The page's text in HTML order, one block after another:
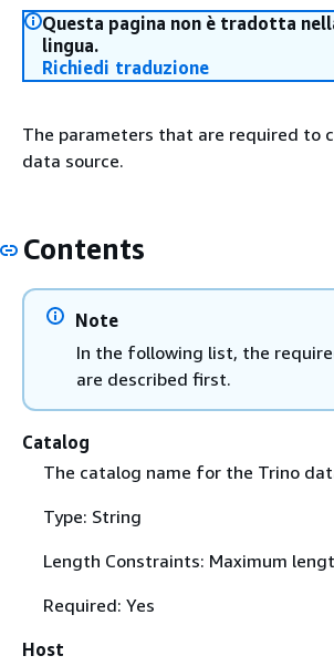
Questa pagina non è tradotta
lingua.
Richiedi traduzione
The parameters that are required to
data source.
Contents
Note
In the following list, the
are described first.
Catalog
The catalog name for the Trino
Type: String
Length Constraints: Maximum
Required: Yes
Host